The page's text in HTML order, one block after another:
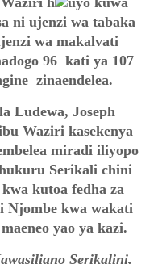
ni ujenzi wa tabaka
wa makalvati
96 kati ya 107
zinaendelea.
Ludewa, Joseph
Waziri kasekenya
miradi iliyopo
Serikali chini
kutoa fedha za
Njombe kwa wakati
yao ya kazi.
Serikalini,